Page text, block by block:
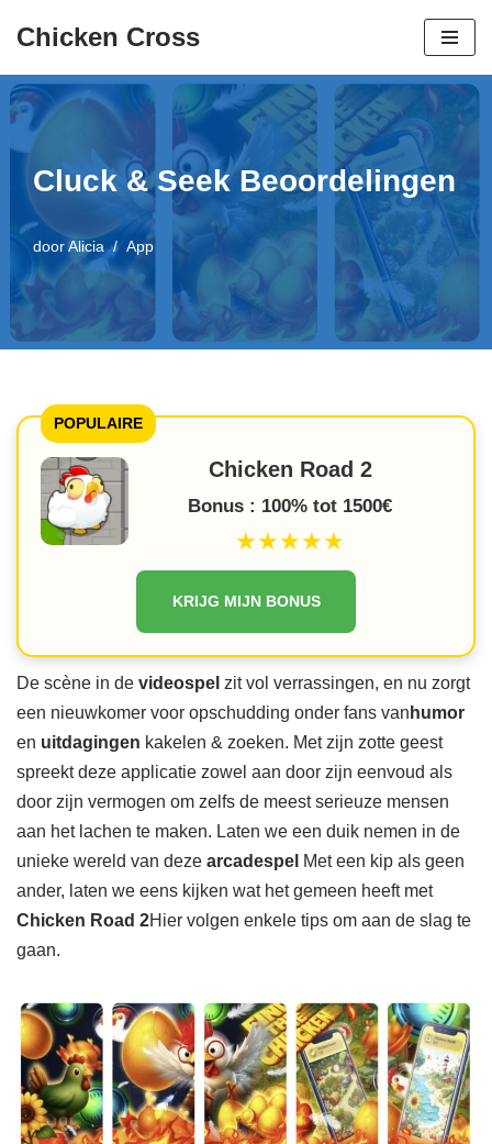
naar
inhoud
Chicken Cross
Cluck & Seek Beoordelingen
doorAlicia App
POPULAIRE
Chicken Road 2
Bonus : 100% tot 1500€
★★★★★
KRIJG MIJN BONUS
De scène in de videospel zit vol verrassingen, en nu zorgt
een nieuwkomer voor opschudding onder fans van humor
en uitdagingen kakelen & zoeken. Met zijn zotte geest
spreekt deze applicatie zowel aan door zijn eenvoud als
door zijn vermogen om zelfs de meest serieuze mensen
aan het lachen te maken. Laten we een duik nemen in de
unieke wereld van deze arcadespel Met een kip als geen
ander, laten we eens kijken wat het gemeen heeft met
Chicken Road 2Hier volgen enkele tips om aan de slag te
gaan.